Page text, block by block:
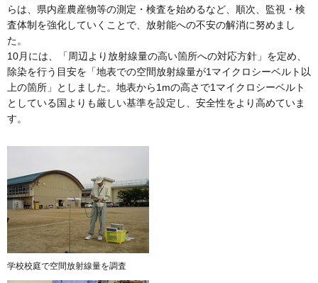
らは、県内産農産物等の測定・検査を始めるなど、順次、監視・検
査体制を強化していくことで、放射能への不安の解消に努めまし
た。
10月には、「周辺より放射線量の高い箇所への対応方針」を定め、
除染を行う目安を「地表での空間放射線量が1マイクロシーベルト以
上の箇所」としました。地表から1mの高さで1マイクロシーベルト
としている国よりも厳しい基準を設定し、安全性をより高めていま
す。
学校校庭で空間放射線量を調査